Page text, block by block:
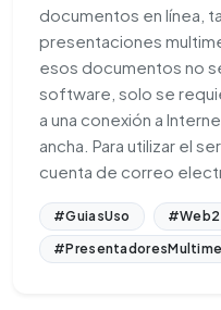
documentos en línea,
presentaciones
esos documentos no
software, solo se
a una conexión a
ancha. Para utilizar el
cuenta de correo
#GuiasUso #Web2